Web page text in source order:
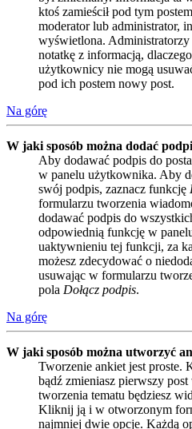
ktoś zamieścił pod tym
moderator lub administrator,
wyświetlona.
notatkę z informacją,
użytkownicy nie mogą
pod ich postem nowy post.
Na górę
W jaki sposób można dodać
Aby dodawać podpis do
w panelu użytkownika. Aby
swój podpis, zaznacz funkcję
formularzu tworzenia
dodawać podpis do
odpowiednią funkcję w
uaktywnieniu tej funkcji, za
możesz zdecydować o
usuwając w formularzu
pola Dołącz podpis.
Na górę
W jaki sposób można utworzyć
Tworzenie ankiet jest proste.
bądź zmieniasz pierwszy
tworzenia tematu będziesz
Kliknij ją i w otworzonym
najmniej dwie opcje. Każdą